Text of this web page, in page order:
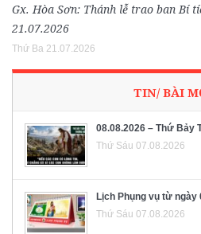
Gx. Hòa Sơn: Thánh lễ trao ban Bí
21.07.2026
Thứ Ba 21.07.2026
TIN/ BÀI
08.08.2026 – Thứ Bảy
Thứ Sáu 07.08.2026
Lịch Phụng vụ từ ngày
Thứ Sáu 07.08.2026